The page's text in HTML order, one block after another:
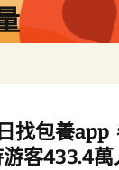
找包養app
客433.4萬